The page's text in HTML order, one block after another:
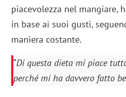
piacevolezza nel mangiare,
in base ai suoi gusti,
maniera costante.
“Di questa dieta mi piace
perché mi ha davvero fatto